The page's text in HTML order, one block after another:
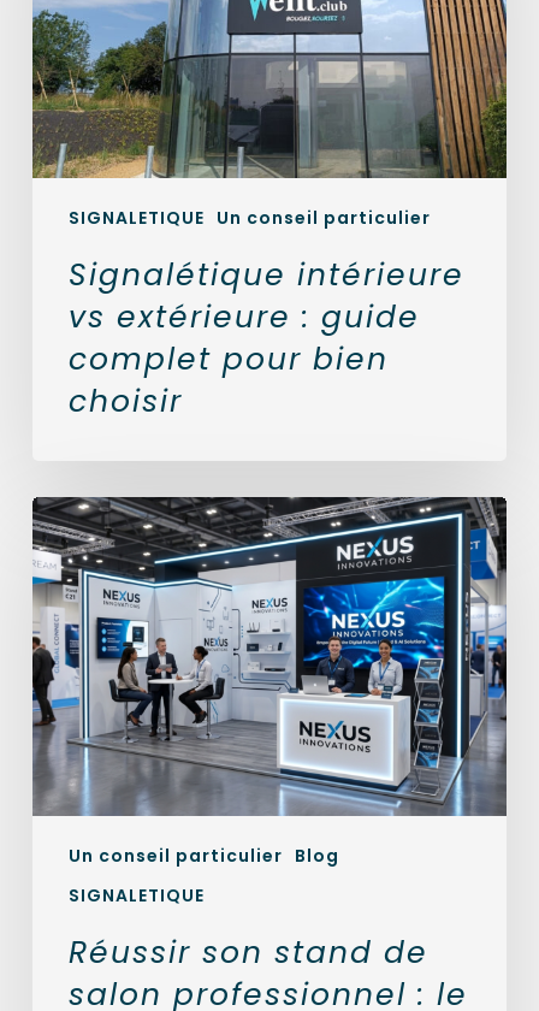
SIGNALETIQUE Un conseil particulier
guide
complet
pour
bien
choisir
Signalétique intérieure
vs extérieure : guide
complet pour bien
choisir
Un conseil particulier Blog
SIGNALETIQUE
Réussir
son
stand
de
salon
professionnel
:
le
guide
complet
pour
différence
Réussir son stand de
salon professionnel : le